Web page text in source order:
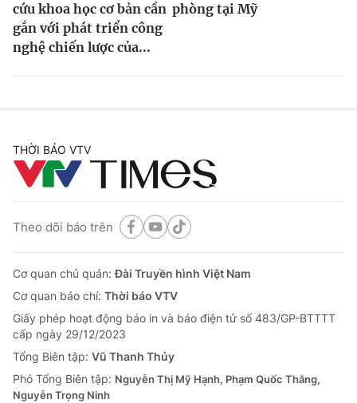
cứu khoa học cơ bản cần
gắn với phát triển công
nghệ chiến lược của...
phòng tại Mỹ
THỜI BÁO VTV
Theo dõi báo trên
Cơ quan chủ quản:Đài Truyền hình Việt Nam
Cơ quan báo chí: Thời báo VTV
Giấy phép hoạt động báo in và báo điện tử số 483/GP-BTTTT
cấp ngày 29/12/2023
Tổng Biên tập: Vũ Thanh Thủy
Phó Tổng Biên tập: Nguyễn Thị Mỹ Hạnh, Phạm Quốc Thắng,
Nguyễn Trọng Ninh